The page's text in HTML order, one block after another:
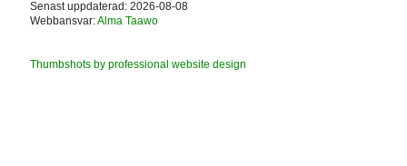
Senast uppdaterad: 2026-08-08
Webbansvar:Alma Taawo
Thumbshots by professional website design